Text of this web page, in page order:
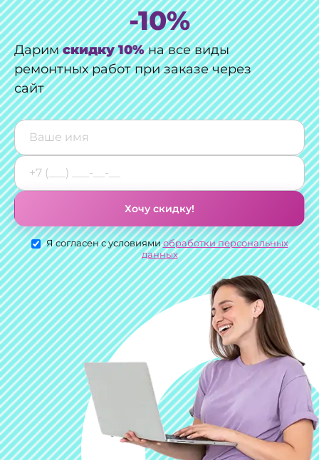
-10%
Даримскидку 10%на все виды
ремонтных работ при заказе через
сайт
Хочу скидку!
Я согласен с условиямиобработки персональных
данных